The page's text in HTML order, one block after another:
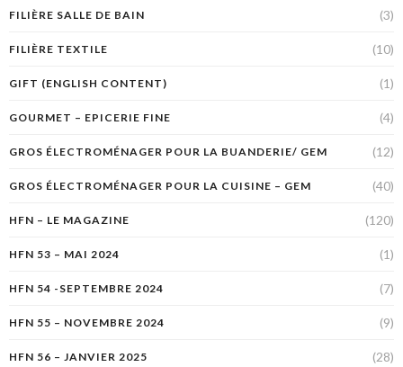
FILIÈRE SALLE DE BAIN (3)
FILIÈRE TEXTILE (10)
GIFT (ENGLISH CONTENT) (1)
GOURMET – EPICERIE FINE (4)
GROS ÉLECTROMÉNAGER POUR LA BUANDERIE/ GEM (12)
GROS ÉLECTROMÉNAGER POUR LA CUISINE – GEM (40)
HFN – LE MAGAZINE (120)
HFN 53 – MAI 2024 (1)
HFN 54 -SEPTEMBRE 2024 (7)
HFN 55 – NOVEMBRE 2024 (9)
HFN 56 – JANVIER 2025 (28)